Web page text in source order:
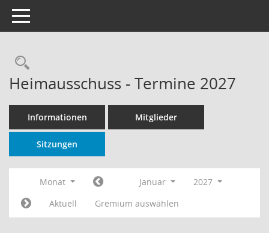
Toggle navigation
Rechercheauswahl
Heimausschuss - Termine 2027
Informationen Mitglieder
Sitzungen
Monat Januar
2027
Aktuell
Gremium auswählen